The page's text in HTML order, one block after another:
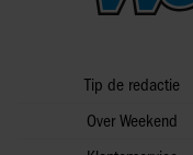
partners kunnen
informatie die u aan
gaat akkoord met
Tip de redactie
Over Weekend